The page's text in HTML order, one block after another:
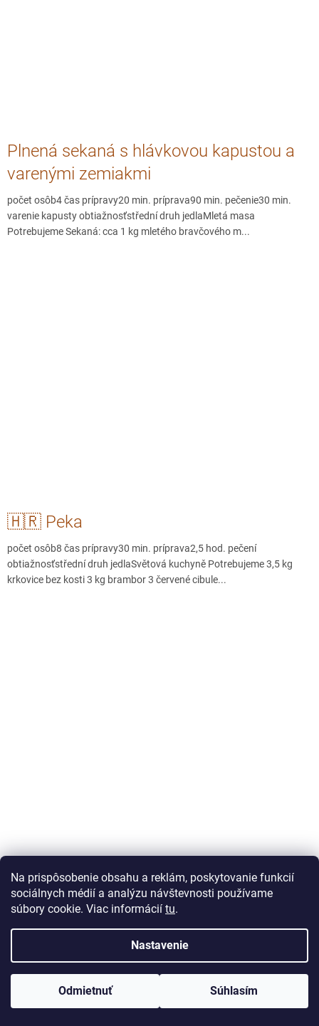
Na prispôsobenie obsahu a reklám, poskytovanie funkcií
sociálnych médií a analýzu návštevnosti používame
súbory cookie. Viac informácií tu.
Nastavenie
Odmietnuť Súhlasím
Plnená sekaná s hlávkovou kapustou a
varenými zemiakmi
počet osôb4 čas prípravy20 min. príprava90 min. pečenie30 min.
varenie kapusty obtiažnosťstřední druh jedlaMletá masa
Potrebujeme Sekaná: cca 1 kg mletého bravčového m...
🇭🇷 Peka
počet osôb8 čas prípravy30 min. príprava2,5 hod. pečení
obtiažnosťstřední druh jedlaSvětová kuchyně Potrebujeme 3,5 kg
krkovice bez kosti 3 kg brambor 3 červené cibule...
Pečený segedínský guláš
počet osôb4 čas prípravy90 min. príprava obtiažnosťjednoduché
druh jedlaGuláše Potrebujeme asi 1 kg vepřové plece 2 větší cibule 1
kg kysaného zelí 1 kelímek šlehačkov...